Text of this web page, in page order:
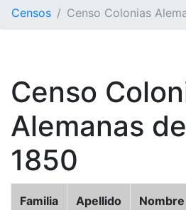
Censos Censo Colonias
Censo
Alemanas
1850
Familia Apellido Nombre